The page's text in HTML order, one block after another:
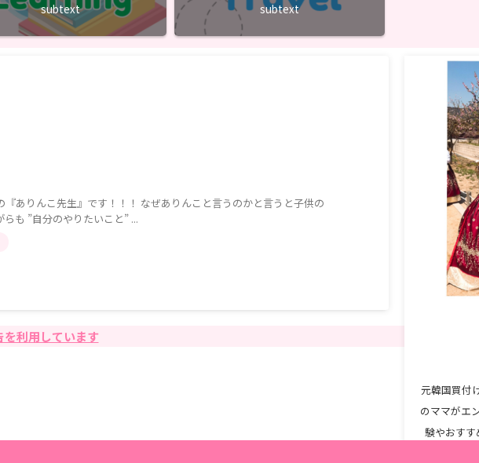
subtext subtext
ありんこ先生』です！！！ なぜありんこと言うのかと言うと子供の
も ”自分のやりたいこと” ...
元韓国買付
のママがエ
験やおすす
を利用しています